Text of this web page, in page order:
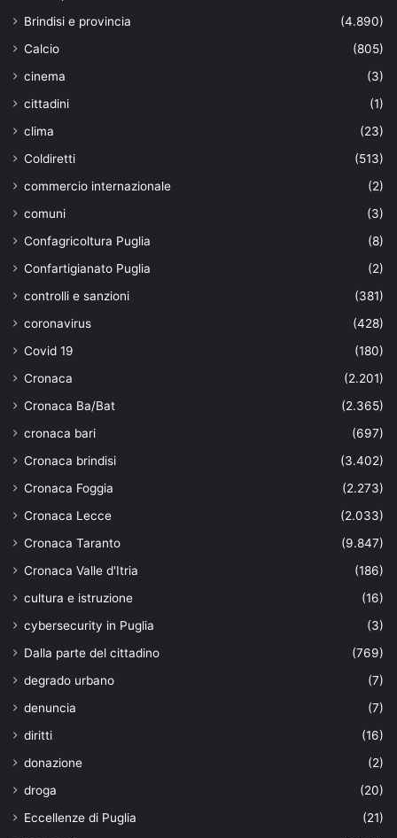
Brindisi e provincia
(4.890)
Calcio
(805)
cinema
(3)
cittadini
(1)
clima
(23)
Coldiretti
(513)
commercio internazionale
(2)
comuni
(3)
Confagricoltura Puglia
(8)
Confartigianato Puglia
(2)
controlli e sanzioni
(381)
coronavirus
(428)
Covid 19
(180)
Cronaca
(2.201)
Cronaca Ba/Bat
(2.365)
cronaca bari
(697)
Cronaca brindisi
(3.402)
Cronaca Foggia
(2.273)
Cronaca Lecce
(2.033)
Cronaca Taranto
(9.847)
Cronaca Valle d'Itria
(186)
cultura e istruzione
(16)
cybersecurity in Puglia
(3)
Dalla parte del cittadino
(769)
degrado urbano
(7)
denuncia
(7)
diritti
(16)
donazione
(2)
droga
(20)
Eccellenze di Puglia
(21)